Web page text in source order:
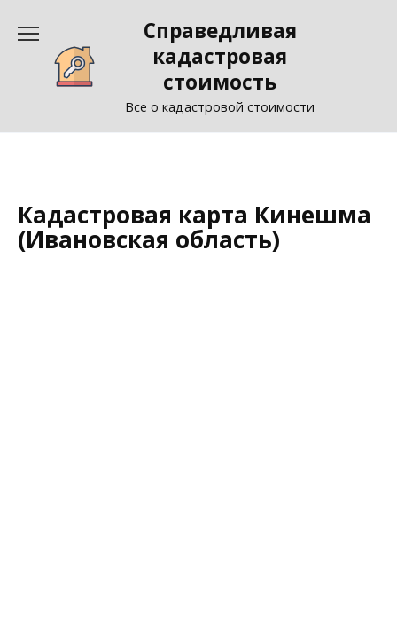
содержанию
Справедливая
кадастровая
стоимость
Все о кадастровой стоимости
Кадастровая карта Кинешма
(Ивановская область)